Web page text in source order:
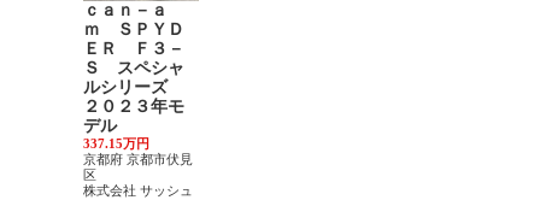
ｃａｎ－ａ
ｍ ＳＰＹＤ
ＥＲ Ｆ３－
Ｓ スペシャ
ルシリーズ
２０２３年モ
デル
337.15万円
京都府 京都市伏見
区
株式会社 サッシュ